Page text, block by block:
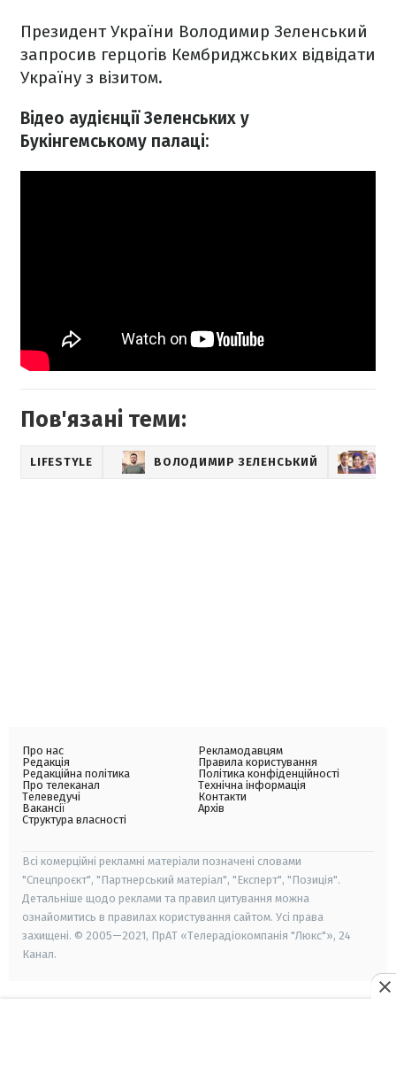
Президент України Володимир Зеленський
запросив герцогів Кембриджських відвідати
Україну з візитом.
Відео аудієнції Зеленських у
Букінгемському палаці:
Пов'язані теми:
LIFESTYLE ВОЛОДИМИР ЗЕЛЕНСЬКИЙ
Про нас
Редакція
Редакційна політика
Про телеканал
Телеведучі
Вакансії
Структура власності
Рекламодавцям
Правила користування
Політика конфіденційності
Технічна інформація
Контакти
Архів
Всі комерційні рекламні матеріали позначені словами
"Спецпроєкт", "Партнерський матеріал", "Експерт", "Позиція".
Детальніше щодо реклами та правил цитування можна
ознайомитись в правилах користування сайтом. Усі права
захищені. © 2005—2021, ПрАТ «Телерадіокомпанія "Люкс"», 24
Канал.